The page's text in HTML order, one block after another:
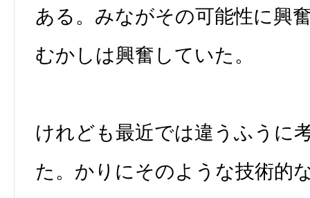
ある。みながその可能性に興
むかしは興奮していた。
けれども最近では違うふうに
た。かりにそのような技術的